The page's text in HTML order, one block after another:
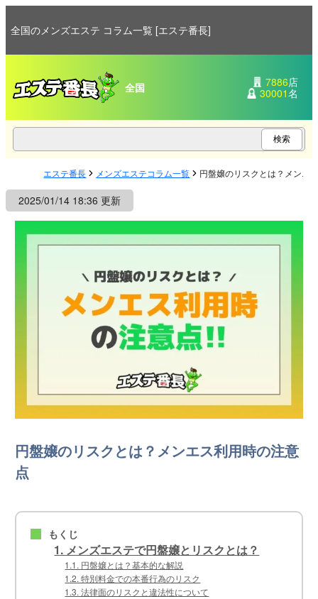
全国のメンズエステ コラム一覧 [エステ番長]
全国 7886店
30001名
エステ番長 メンズエステコラム一覧 円盤嬢のリスクとは？メンエ
2025/01/14 18:36 更新
円盤嬢のリスクとは？メンエス利用時の注意
点
■ もくじ
1. メンズエステで円盤嬢とリスクとは？
1.1. 円盤嬢とは？基本的な解説
1.2. 特別料金での本番行為のリスク
1.3. 法律面のリスクと違法性について